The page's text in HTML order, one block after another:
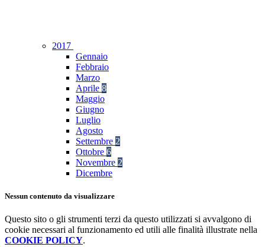
2017
Gennaio
Febbraio
Marzo
Aprile 8
Maggio
Giugno
Luglio
Agosto
Settembre 2
Ottobre 6
Novembre 2
Dicembre
Nessun contenuto da visualizzare
Questo sito o gli strumenti terzi da questo utilizzati si avvalgono di
cookie necessari al funzionamento ed utili alle finalità illustrate nella
COOKIE POLICY.